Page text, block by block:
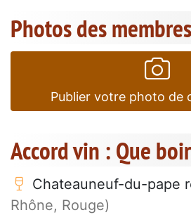
Photos des membres
Publier votre photo de
Accord vin : Que
Chateauneuf-du-pape
Rhône, Rouge)